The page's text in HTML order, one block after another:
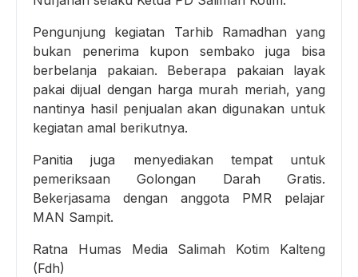
Pengunjung kegiatan Tarhib Ramadhan yang
bukan penerima kupon sembako juga bisa
berbelanja pakaian. Beberapa pakaian layak
pakai dijual dengan harga murah meriah, yang
nantinya hasil penjualan akan digunakan untuk
kegiatan amal berikutnya.
Panitia juga menyediakan tempat untuk
pemeriksaan Golongan Darah Gratis.
Bekerjasama dengan anggota PMR pelajar
MAN Sampit.
Ratna Humas Media Salimah Kotim Kalteng
(Fdh)